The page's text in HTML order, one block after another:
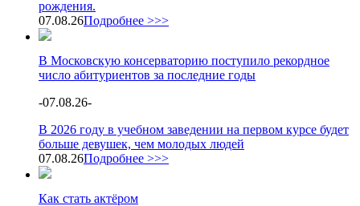
рождения.
07.08.26Подробнее >>>
В Московскую консерваторию поступило рекордное
число абитуриентов за последние годы
-07.08.26-
В 2026 году в учебном заведении на первом курсе будет
больше девушек, чем молодых людей
07.08.26Подробнее >>>
Как стать актёром